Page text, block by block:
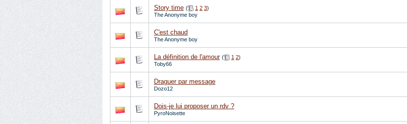
Story time ( 1 2 3)
The Anonyme boy
C'est chaud
The Anonyme boy
La définition de l'amour ( 1 2)
Toby66
Draguer par message
Dozo12
Dois-je lui proposer un rdv ?
PyroNoisette